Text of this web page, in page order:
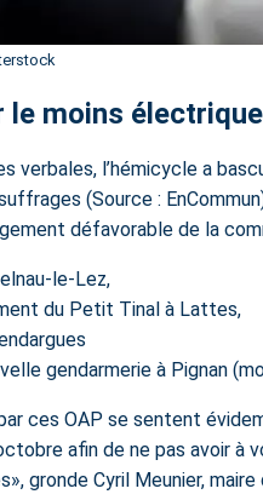
le moins
verbales, l’hémicycle a
(Source : EnCommun
défavorable de la
le-Lez,
du Petit Tinal à Lattes,
gendarmerie à Pignan
ces OAP se sentent
afin de ne pas avoir
, gronde Cyril Meunier,